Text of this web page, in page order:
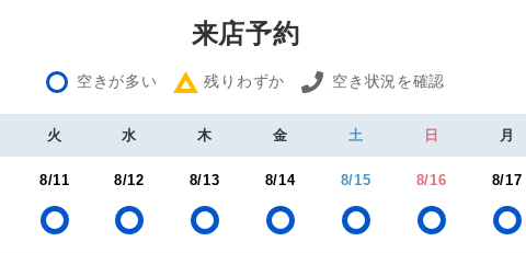
来店予約
空きが多い 残りわずか 空き状況を確認
火 水 木 金 土 日 月
8/11 8/12 8/13 8/14 8/15 8/16 8/17